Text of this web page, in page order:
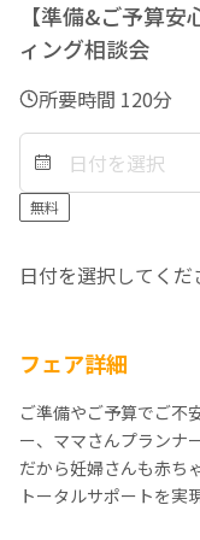
【準備&ご予算
ィング相談会
所要時間 120分
無料
日付を選択してくだ
フェア詳細
ご準備やご予算でご不
ー、ママさんプランナ
だから妊婦さんも赤ち
トータルサポートを実